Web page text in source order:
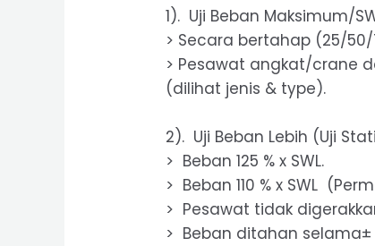
1). Uji Beban Maksimum/
> Secara bertahap (25/50/
> Pesawat angkat/crane
(dilihat jenis & type).
2). Uji Beban Lebih (Uji
> Beban 125 % x SWL.
> Beban 110 % x SWL
> Pesawat tidak
> Beban ditahan selama±